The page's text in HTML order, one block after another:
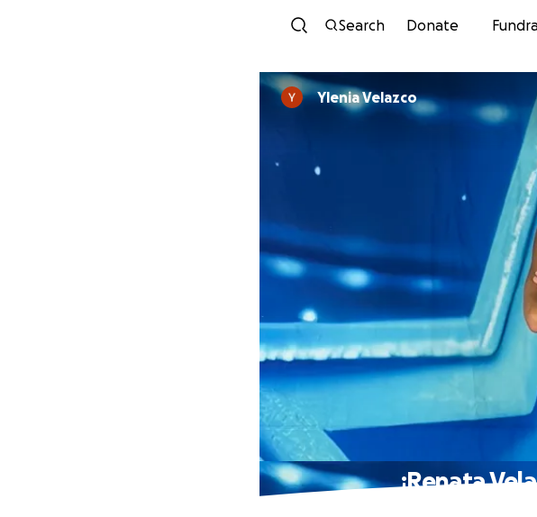
Search Donate
Ylenia Velazco
¡Renata